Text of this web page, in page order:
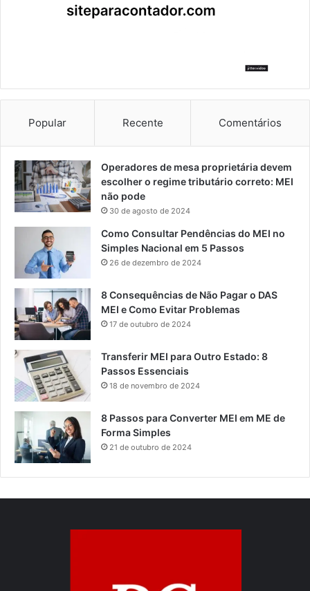
Popular Recente Comentários
Operadores de mesa proprietária devem
escolher o regime tributário correto: MEI
não pode
30 de agosto de 2024
Como Consultar Pendências do MEI no
Simples Nacional em 5 Passos
26 de dezembro de 2024
8 Consequências de Não Pagar o DAS
MEI e Como Evitar Problemas
17 de outubro de 2024
Transferir MEI para Outro Estado: 8
Passos Essenciais
18 de novembro de 2024
8 Passos para Converter MEI em ME de
Forma Simples
21 de outubro de 2024